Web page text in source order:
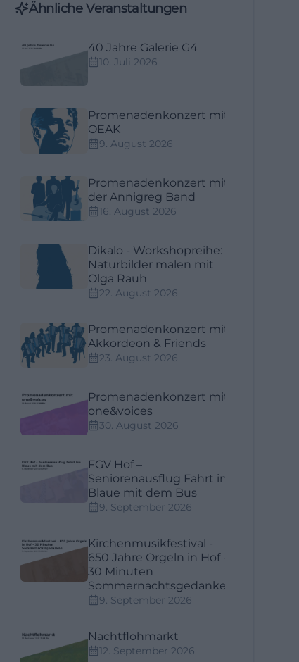
Ähnliche Veranstaltungen
40 Jahre Galerie G4
10. Juli 2026
Promenadenkonzert mit
OEAK
9. August 2026
Promenadenkonzert mit
der Annigreg Band
16. August 2026
Dikalo - Workshopreihe:
Naturbilder malen mit
Olga Rauh
22. August 2026
Promenadenkonzert mit
Akkordeon & Friends
23. August 2026
Promenadenkonzert mit
one&voices
30. August 2026
FGV Hof –
Seniorenausflug Fahrt ins
Blaue mit dem Bus
9. September 2026
Kirchenmusikfestival -
650 Jahre Orgeln in Hof -
30 Minuten
Sommernachtsgedanken
9. September 2026
Nachtflohmarkt
12. September 2026